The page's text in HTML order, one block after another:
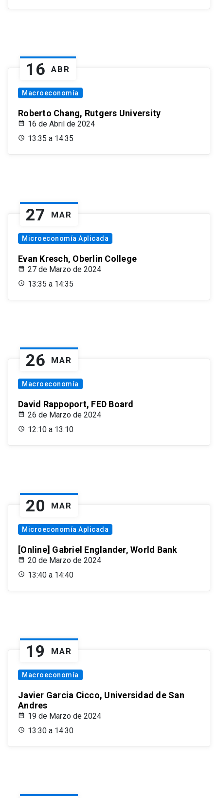
16 ABR
Macroeconomía
Roberto Chang, Rutgers University
16 de Abril de 2024
13:35 a 14:35
27 MAR
Microeconomía Aplicada
Evan Kresch, Oberlin College
27 de Marzo de 2024
13:35 a 14:35
26 MAR
Macroeconomía
David Rappoport, FED Board
26 de Marzo de 2024
12:10 a 13:10
20 MAR
Microeconomía Aplicada
[Online] Gabriel Englander, World Bank
20 de Marzo de 2024
13:40 a 14:40
19 MAR
Macroeconomía
Javier Garcia Cicco, Universidad de San
Andres
19 de Marzo de 2024
13:30 a 14:30